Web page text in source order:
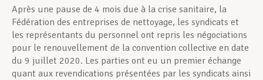
Après une pause de 4 mois due à la crise sanitaire, la
Fédération des entreprises de nettoyage, les syndicats et
les représentants du personnel ont repris les négociations
pour le renouvellement de la convention collective en date
du 9 juillet 2020. Les parties ont eu un premier échange
quant aux revendications présentées par les syndicats ainsi